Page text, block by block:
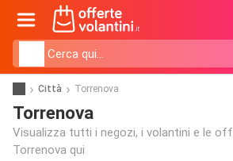
Città Torrenova
Torrenova
Visualizza tutti i negozi, i volantini e le
Torrenova qui